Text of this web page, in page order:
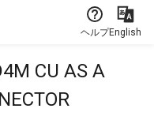
ヘルプEnglish
CU AS A